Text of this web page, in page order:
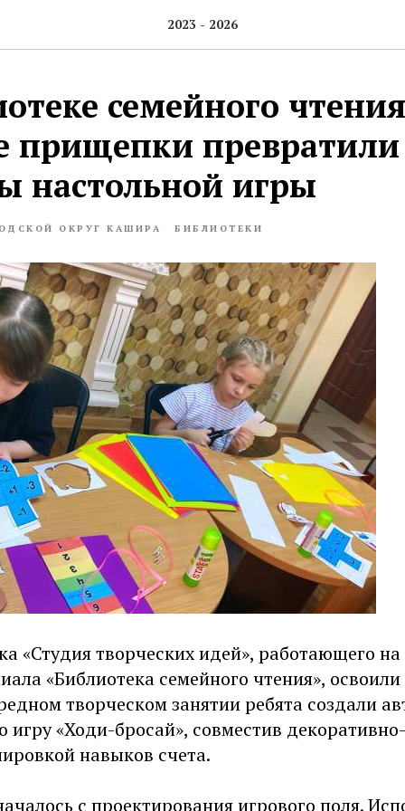
2023 - 2026
семейного
прищепки превратили
настольной игры
ОКРУГ КАШИРА БИБЛИОТЕКИ
«Студия творческих идей», работающего на
«Библиотека семейного чтения»,
творческом занятии ребята создали
«Ходи-бросай», совместив
навыков счета.
с проектирования игрового поля.